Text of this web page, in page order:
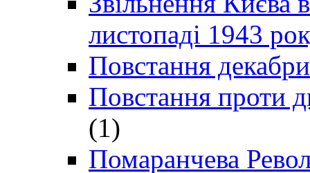
листопаді 1943
Повстання
Повстання проти
(1)
Помаранчева